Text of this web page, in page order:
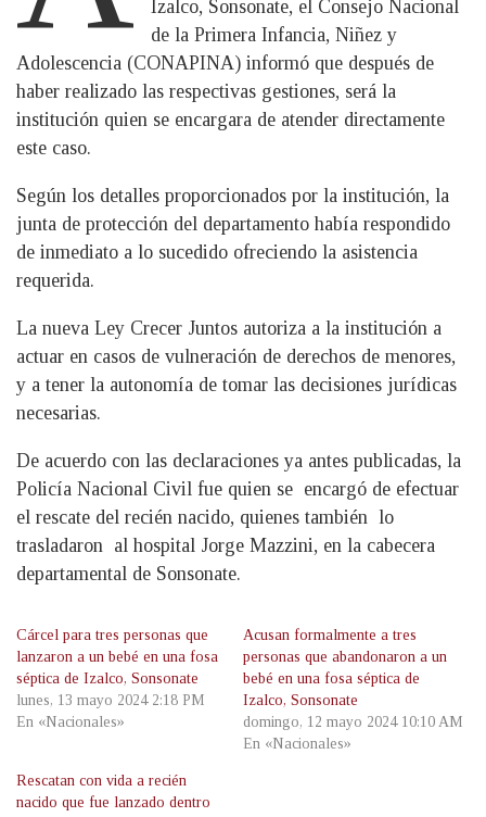
Izalco, Sonsonate, el Consejo Nacional
de la Primera Infancia, Niñez y
Adolescencia (CONAPINA) informó que después de
haber realizado las respectivas gestiones, será la
institución quien se encargara de atender directamente
este caso.
Según los detalles proporcionados por la institución, la
junta de protección del departamento había respondido
de inmediato a lo sucedido ofreciendo la asistencia
requerida.
La nueva Ley Crecer Juntos autoriza a la institución a
actuar en casos de vulneración de derechos de menores,
y a tener la autonomía de tomar las decisiones jurídicas
necesarias.
De acuerdo con las declaraciones ya antes publicadas, la
Policía Nacional Civil fue quien se encargó de efectuar
el rescate del recién nacido, quienes también lo
trasladaron al hospital Jorge Mazzini, en la cabecera
departamental de Sonsonate.
Cárcel para tres personas que
lanzaron a un bebé en una fosa
séptica de Izalco, Sonsonate
lunes, 13 mayo 2024 2:18 PM
En «Nacionales»
Acusan formalmente a tres
personas que abandonaron a un
bebé en una fosa séptica de
Izalco, Sonsonate
domingo, 12 mayo 2024 10:10 AM
En «Nacionales»
Rescatan con vida a recién
nacido que fue lanzado dentro